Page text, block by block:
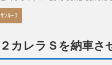
ﾝﾙｰﾌ
カレラＳを納車さ